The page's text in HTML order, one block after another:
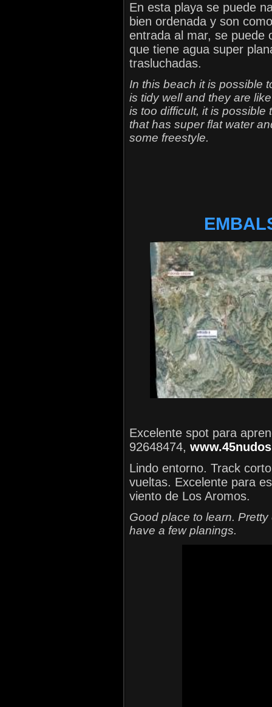
En esta playa se puede
bien ordenada y son
entrada al mar, se puede
que tiene agua super
trasluchadas.
In this beach it is possible
is tidy well and they are
is too difficult, it is
that has super flat water
some freestyle.
Excelente spot para
92648474,
Lindo entorno. Track
vueltas. Excelente para
viento de Los Aromos.
Good place to learn.
have a few planings.